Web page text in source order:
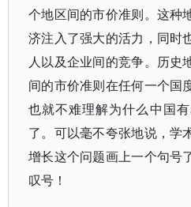
个地区间的市价准则。这种
济注入了强大的活力，同时
人以及企业间的竞争。历史
间的市价准则在任何一个国
也就不难理解为什么中国
了。可以毫不夸张地说，学
增长这个问题画上一个句号
叹号！